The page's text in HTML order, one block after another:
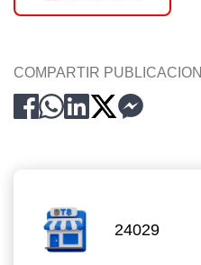
COMPARTIR PUBLICACION
24029